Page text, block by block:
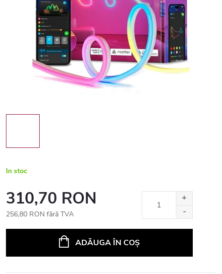
In stoc
310,70 RON
256,80 RON fără TVA
ADĂUGA ÎN COŞ